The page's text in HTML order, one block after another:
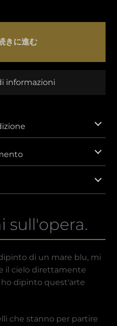
EUR
IDR
KRW
MXN
Peso messicano
Riyal sauditi
VND
Dong vietnamita
きに進む
informazioni
sull'opera.
di un mare blu, mi
il cielo direttamente
ho dipinto quest'arte
che stanno per partire